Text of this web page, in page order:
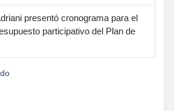
presentó cronograma para el
participativo del Plan de